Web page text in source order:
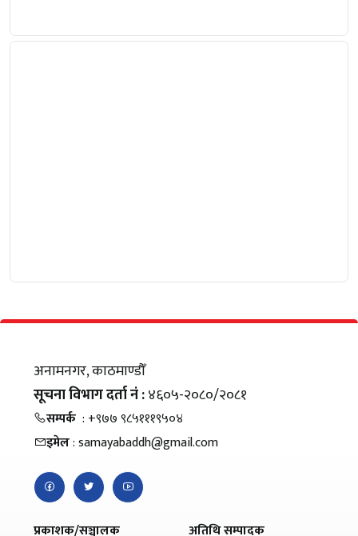
अनामनगर, काठमाण्डौँ
सूचना विभाग दर्ता नं :४६०५-२०८०/२०८१
सम्पर्क : +९७७ ९८५१११९५०४
इमेल: samayabaddh@gmail.com
प्रकाशक/सञ्चालक अतिथि सम्पादक